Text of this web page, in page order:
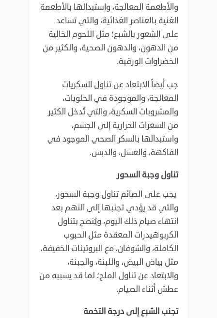
والأطعمة المعالجة، واستبدالها بالأطعمة
الغنية بالعناصر الغذائية، والتي تساعد
على الشعور بالشبع؛ مثل اللحوم الخالية
من الدهون، والدهون الصحية، والكثير من
الخضراوات الورقية.
جب أيضاً الابتعاد عن تناول السكريات
المعالجة، والموجودة في الحلويات،
والمشروبات السكرية، والتي تُدخل الكثير
من السعرات الحرارية إلى الجسم،
واستبدالها بالسكر الصحي الموجود في
الفاكهة، والعسل، والدبس.
تناول وجبة السحور
يجب على الصائم تناول وجبة السحور،
والتي قد يؤدي تجنبها إلى النهم بعد
انتهاء صيام ذلك اليوم، ويُنصح بتناول
الكربوهيدرات المعقدة مثل الحبوب
الكاملة، والشوفان، مع البروتينات الخفيفة،
مثل بياض البيض، واللبنة، والجبنة،
والابتعاد عن تناول الملح؛ لما قد يسببه من
عطش أثناء الصيام.
تجنب الشبع إلى درجة التخمة